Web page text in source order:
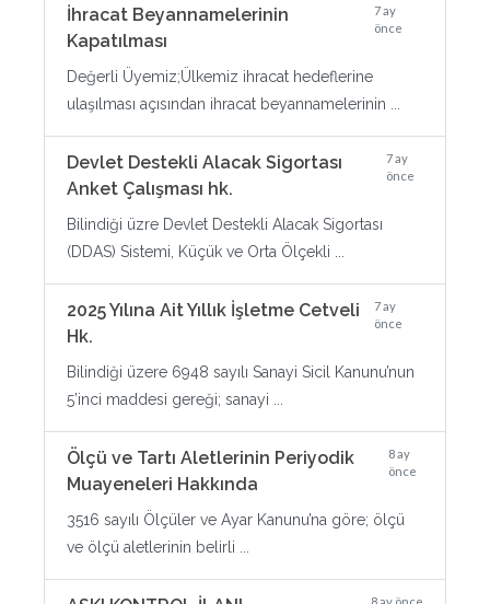
İhracat Beyannamelerinin
Kapatılması
7 ay
önce
Değerli Üyemiz;Ülkemiz ihracat hedeflerine
ulaşılması açısından ihracat beyannamelerinin ...
Devlet Destekli Alacak Sigortası
Anket Çalışması hk.
7 ay
önce
Bilindiği üzre Devlet Destekli Alacak Sigortası
(DDAS) Sistemi, Küçük ve Orta Ölçekli ...
2025 Yılına Ait Yıllık İşletme Cetveli
Hk.
7 ay
önce
Bilindiği üzere 6948 sayılı Sanayi Sicil Kanunu’nun
5’inci maddesi gereği; sanayi ...
Ölçü ve Tartı Aletlerinin Periyodik
Muayeneleri Hakkında
8 ay
önce
3516 sayılı Ölçüler ve Ayar Kanunu’na göre; ölçü
ve ölçü aletlerinin belirli ...